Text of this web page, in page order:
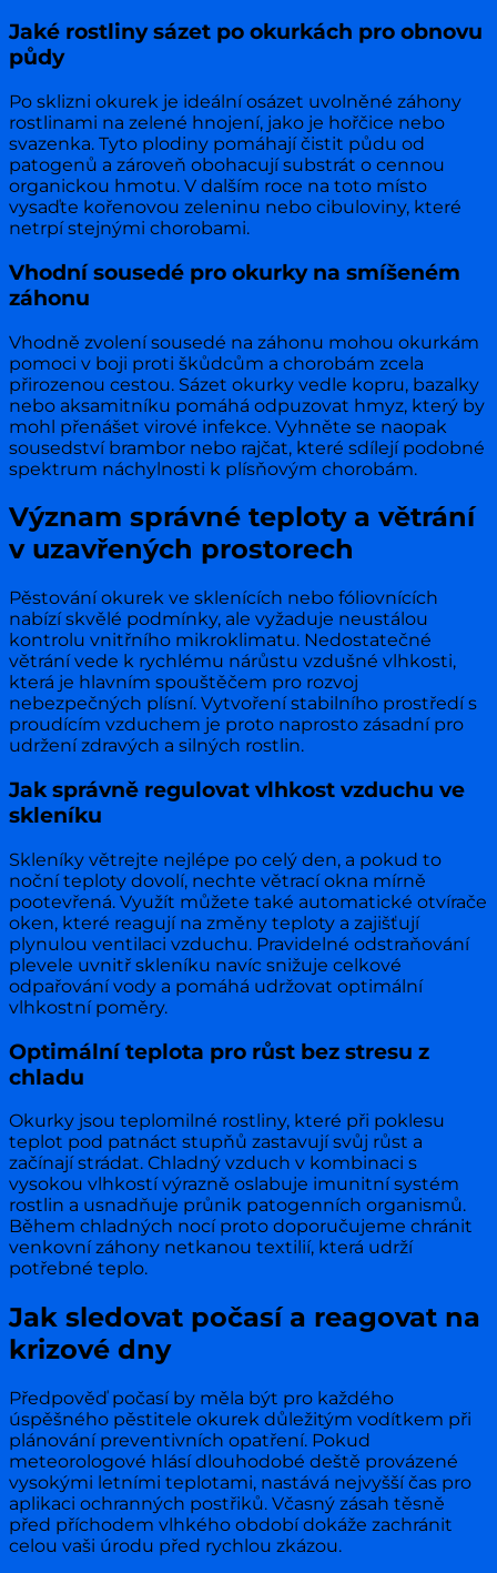
Jaké rostliny sázet po okurkách pro obnovu
půdy
Po sklizni okurek je ideální osázet uvolněné záhony
rostlinami na zelené hnojení, jako je hořčice nebo
svazenka. Tyto plodiny pomáhají čistit půdu od
patogenů a zároveň obohacují substrát o cennou
organickou hmotu. V dalším roce na toto místo
vysaďte kořenovou zeleninu nebo cibuloviny, které
netrpí stejnými chorobami.
Vhodní sousedé pro okurky na smíšeném
záhonu
Vhodně zvolení sousedé na záhonu mohou okurkám
pomoci v boji proti škůdcům a chorobám zcela
přirozenou cestou. Sázet okurky vedle kopru, bazalky
nebo aksamitníku pomáhá odpuzovat hmyz, který by
mohl přenášet virové infekce. Vyhněte se naopak
sousedství brambor nebo rajčat, které sdílejí podobné
spektrum náchylnosti k plísňovým chorobám.
Význam správné teploty a větrání
v uzavřených prostorech
Pěstování okurek ve sklenících nebo fóliovnících
nabízí skvělé podmínky, ale vyžaduje neustálou
kontrolu vnitřního mikroklimatu. Nedostatečné
větrání vede k rychlému nárůstu vzdušné vlhkosti,
která je hlavním spouštěčem pro rozvoj
nebezpečných plísní. Vytvoření stabilního prostředí s
proudícím vzduchem je proto naprosto zásadní pro
udržení zdravých a silných rostlin.
Jak správně regulovat vlhkost vzduchu ve
skleníku
Skleníky větrejte nejlépe po celý den, a pokud to
noční teploty dovolí, nechte větrací okna mírně
pootevřená. Využít můžete také automatické otvírače
oken, které reagují na změny teploty a zajišťují
plynulou ventilaci vzduchu. Pravidelné odstraňování
plevele uvnitř skleníku navíc snižuje celkové
odpařování vody a pomáhá udržovat optimální
vlhkostní poměry.
Optimální teplota pro růst bez stresu z
chladu
Okurky jsou teplomilné rostliny, které při poklesu
teplot pod patnáct stupňů zastavují svůj růst a
začínají strádat. Chladný vzduch v kombinaci s
vysokou vlhkostí výrazně oslabuje imunitní systém
rostlin a usnadňuje průnik patogenních organismů.
Během chladných nocí proto doporučujeme chránit
venkovní záhony netkanou textilií, která udrží
potřebné teplo.
Jak sledovat počasí a reagovat na
krizové dny
Předpověď počasí by měla být pro každého
úspěšného pěstitele okurek důležitým vodítkem při
plánování preventivních opatření. Pokud
meteorologové hlásí dlouhodobé deště provázené
vysokými letními teplotami, nastává nejvyšší čas pro
aplikaci ochranných postřiků. Včasný zásah těsně
před příchodem vlhkého období dokáže zachránit
celou vaši úrodu před rychlou zkázou.